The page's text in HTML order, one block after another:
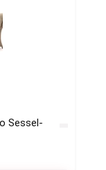
Sessel-